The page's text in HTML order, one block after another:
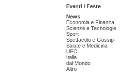
Eventi / Feste
News
Economia e Finanza
Scienze e Tecnologie
Sport
Spettacolo e Gossip
Salute e Medicina
UFO
Italia
dal Mondo
Altro